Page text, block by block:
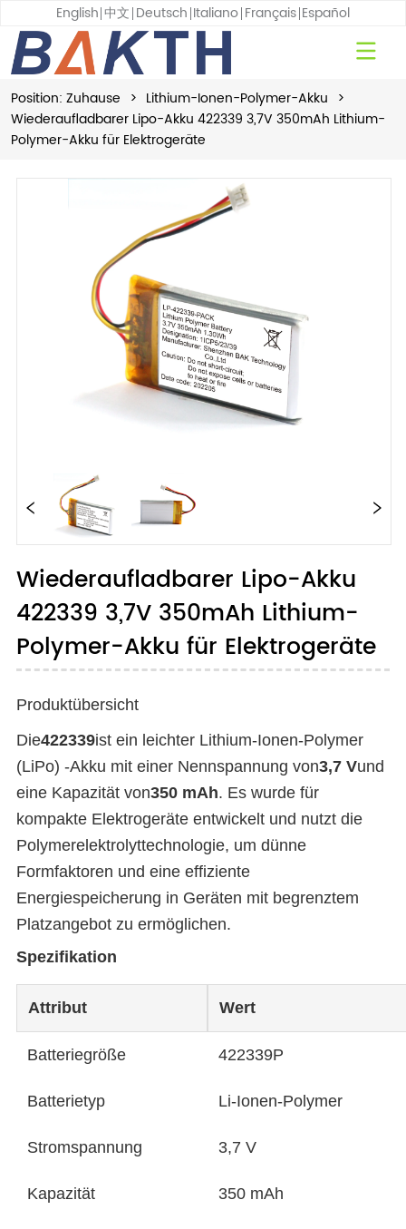
English 中文 Deutsch Italiano Français Español
Position: Zuhause > Lithium-Ionen-Polymer-Akku >
Wiederaufladbarer Lipo-Akku 422339 3,7V 350mAh Lithium-
Polymer-Akku für Elektrogeräte
Wiederaufladbarer Lipo-Akku
422339 3,7V 350mAh Lithium-
Polymer-Akku für Elektrogeräte
Produktübersicht
Die422339ist ein leichter Lithium-Ionen-Polymer
(LiPo) -Akku mit einer Nennspannung von3,7 Vund
eine Kapazität von350 mAh. Es wurde für
kompakte Elektrogeräte entwickelt und nutzt die
Polymerelektrolyttechnologie, um dünne
Formfaktoren und eine effiziente
Energiespeicherung in Geräten mit begrenztem
Platzangebot zu ermöglichen.
Spezifikation
Attribut Wert
Batteriegröße 422339P
Batterietyp Li-Ionen-Polymer
Stromspannung 3,7 V
Kapazität 350 mAh